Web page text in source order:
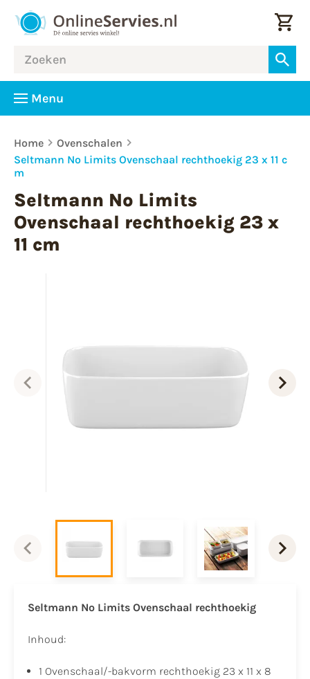
Menu
Home
Ovenschalen
Seltmann No Limits Ovenschaal rechthoekig 23 x 11 c
m
Seltmann No Limits
Ovenschaal rechthoekig 23 x
11 cm
Seltmann No Limits Ovenschaal rechthoekig
Inhoud:
1 Ovenschaal/-bakvorm rechthoekig 23 x 11 x 8